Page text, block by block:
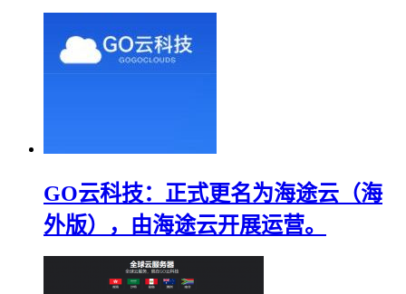
GO云科技：正式更名为海途云（海
外版），由海途云开展运营。